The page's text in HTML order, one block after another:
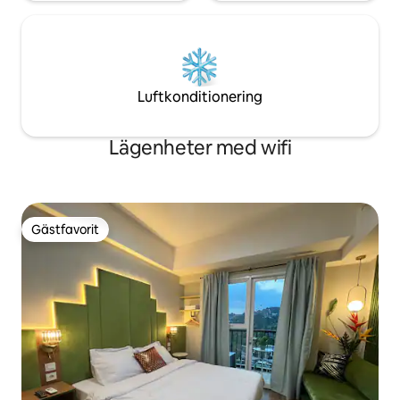
Luftkonditionering
Lägenheter med wifi
Gästfavorit
Gästfavorit